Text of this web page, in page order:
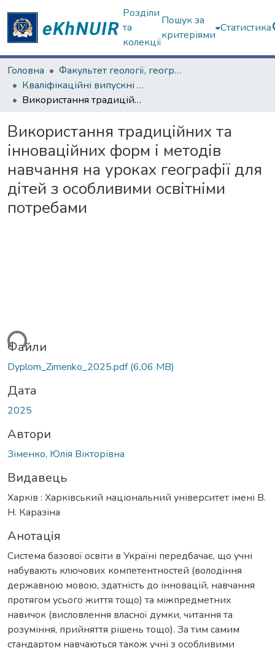
Розділи
та
колекції
Пошук за
критеріями
Статистика
Головна
Факультет геології, географіії, рекреації і туризму
Кваліфікаційні випускні роботи магістрів. Факультет геології, географіії, рекреації і туризму
Використання традиційних та інноваційних форм і методів навчання на уроках географії для дітей з особливими освітніми потребами
Використання традиційних та
інноваційних форм і методів
навчання на уроках географії для
дітей з особливими освітніми
потребами
Файли
Dyplom_Zimenko_2025.pdf(6,06 MB)
Дата
2025
Автори
Зіменко, Юлія Вікторівна
Видавець
Харків : Харківський національний університет імені В.
Н. Каразіна
Анотація
Система базової освіти в Україні передбачає, що учні
набувають ключових компетентностей (володіння
державною мовою, здатність до інновацій, навчання
протягом усього життя тощо) та міжпредметних
навичок (висловлення власної думки, читання та
розуміння, прийняття рішень тощо). За тим самим
стандартом навчаються також учні з особливими